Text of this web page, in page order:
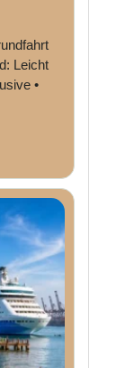
Leicht
•